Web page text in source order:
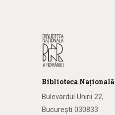
Biblioteca Națională
Bulevardul Unirii 22,
București 030833